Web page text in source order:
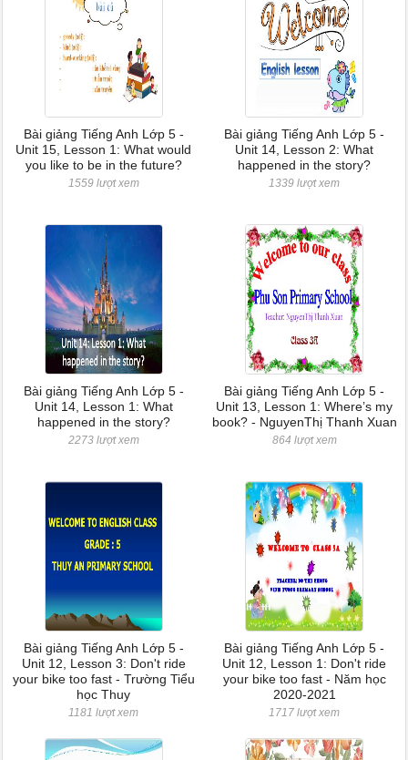
Bài giảng Tiếng Anh Lớp 5 -
Unit 15, Lesson 1: What would
you like to be in the future?
1559 lượt xem
Bài giảng Tiếng Anh Lớp 5 -
Unit 14, Lesson 2: What
happened in the story?
1339 lượt xem
Bài giảng Tiếng Anh Lớp 5 -
Unit 14, Lesson 1: What
happened in the story?
2273 lượt xem
Bài giảng Tiếng Anh Lớp 5 -
Unit 13, Lesson 1: Where’s my
book? - NguyenThị Thanh Xuan
864 lượt xem
Bài giảng Tiếng Anh Lớp 5 -
Unit 12, Lesson 3: Don't ride
your bike too fast - Trường Tiểu
học Thuy
1181 lượt xem
Bài giảng Tiếng Anh Lớp 5 -
Unit 12, Lesson 1: Don't ride
your bike too fast - Năm học
2020-2021
1717 lượt xem